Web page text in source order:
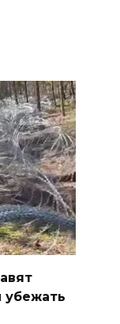
убежать